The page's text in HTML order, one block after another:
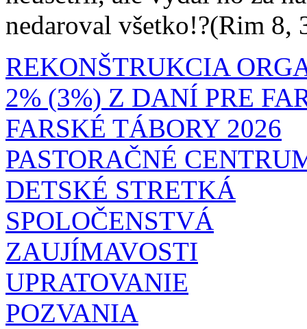
nedaroval všetko!?(Rim 8,
REKONŠTRUKCIA
2% (3%) Z DANÍ PRE
FARSKÉ TÁBORY 2026
PASTORAČNÉ
DETSKÉ STRETKÁ
SPOLOČENSTVÁ
ZAUJÍMAVOSTI
UPRATOVANIE
POZVANIA